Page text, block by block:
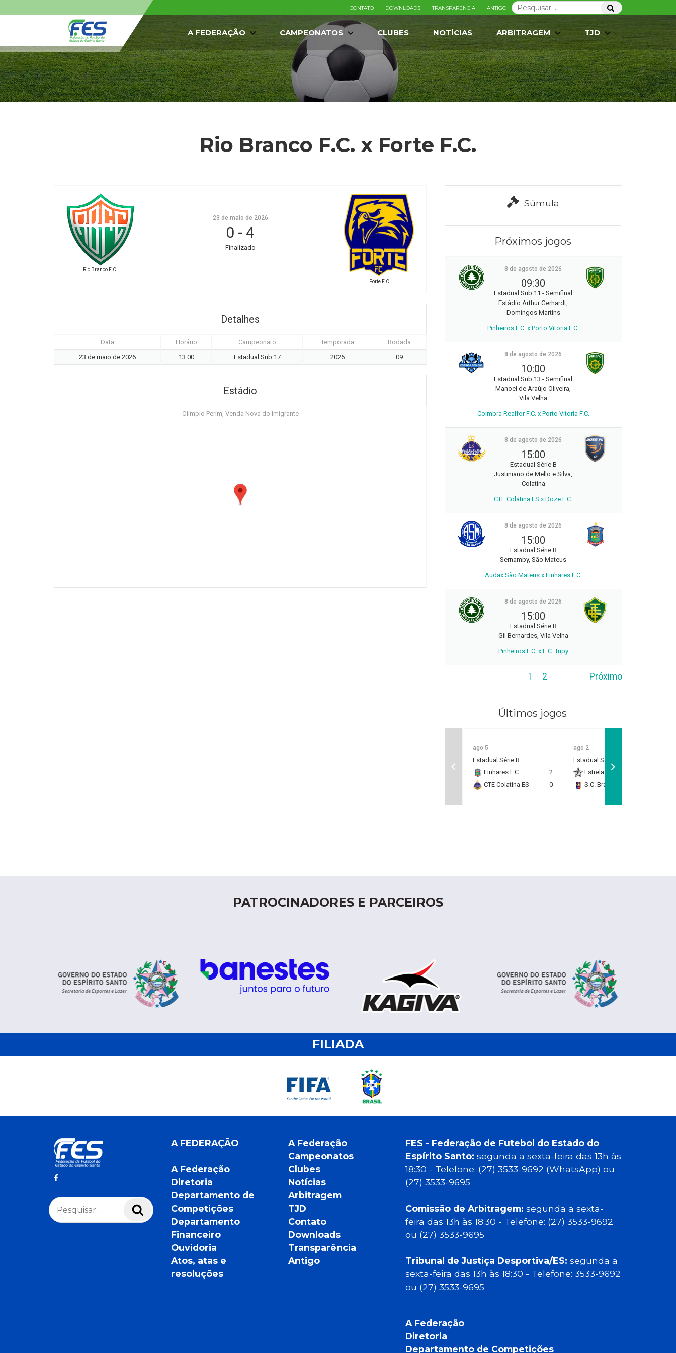
Pesquisar
por:
Pesquisar
CONTATO DOWNLOADS TRANSPARÊNCIA ANTIGO
A FEDERAÇÃO CAMPEONATOS CLUBES NOTÍCIAS ARBITRAGEM TJD
Rio Branco F.C. x Forte F.C.
Rio Branco F.C.
Forte F.C.
23 de maio de 2026
0 - 4
Finalizado
Detalhes
Data Horário Campeonato Temporada
Rodada
23 de maio de 2026
13:00 Estadual Sub 17 2026 09
Estádio
Olimpio Perim, Venda Nova do Imigrante
Súmula
Próximos jogos
8 de agosto de 2026
09:30
Estadual Sub 11 - Semifinal
Estádio Arthur Gerhardt,
Domingos Martins
Pinheiros F.C. x Porto Vitoria F.C.
8 de agosto de 2026
10:00
Estadual Sub 13 - Semifinal
Manoel de Araújo Oliveira,
Vila Velha
Coimbra Realfor F.C. x Porto Vitoria F.C.
8 de agosto de 2026
15:00
Estadual Série B
Justiniano de Mello e Silva,
Colatina
CTE Colatina ES x Doze F.C.
8 de agosto de 2026
15:00
Estadual Série B
Sernamby, São Mateus
Audax São Mateus x Linhares F.C.
8 de agosto de 2026
15:00
Estadual Série B
Gil Bernardes, Vila Velha
Pinheiros F.C. x E.C. Tupy
1 2 Próximo
Últimos jogos
ago 5
Estadual Série B
Linhares F.C.
2
CTE Colatina ES
0
ago 2
Estadual Série B
Estrela do Norte F.C.
S.C. Brasil Capixaba
PATROCINADORES E PARCEIROS
FILIADA
Pesquisar
por:
Pesquisar
A FEDERAÇÃO
A Federação
Diretoria
Departamento de
Competições
Departamento
Financeiro
Ouvidoria
Atos, atas e
resoluções
A Federação
Campeonatos
Clubes
Notícias
Arbitragem
TJD
Contato
Downloads
Transparência
Antigo
FES - Federação de Futebol do Estado do
Espírito Santo: segunda a sexta-feira das 13h às
18:30 - Telefone: (27) 3533-9692 (WhatsApp) ou
(27) 3533-9695
Comissão de Arbitragem: segunda a sexta-
feira das 13h às 18:30 - Telefone: (27) 3533-9692
ou (27) 3533-9695
Tribunal de Justiça Desportiva/ES: segunda a
sexta-feira das 13h às 18:30 - Telefone: 3533-9692
ou (27) 3533-9695
A Federação
Diretoria
Departamento de Competições